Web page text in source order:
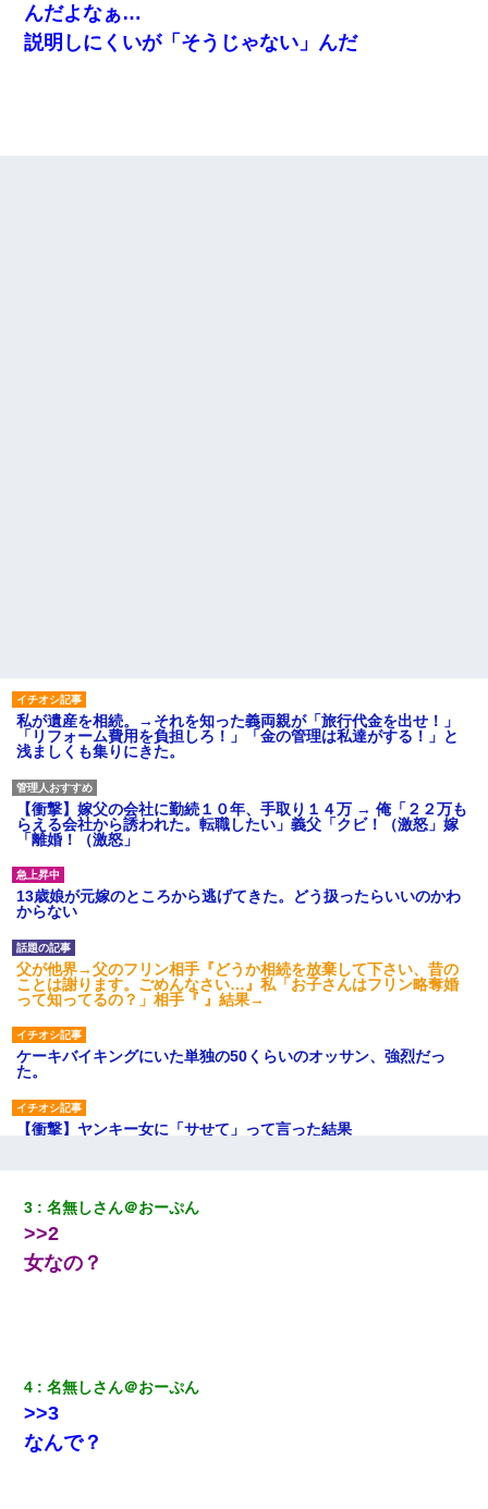
んだよなぁ…
説明しにくいが「そうじゃない」んだ
私が遺産を相続。→それを知った義両親が「旅行代金を出せ！」
「リフォーム費用を負担しろ！」「金の管理は私達がする！」と
浅ましくも集りにきた。
【衝撃】嫁父の会社に勤続１０年、手取り１４万 → 俺「２２万も
らえる会社から誘われた。転職したい」義父「クビ！（激怒」嫁
「離婚！（激怒」
13歳娘が元嫁のところから逃げてきた。どう扱ったらいいのかわ
からない
父が他界→父のフリン相手『どうか相続を放棄して下さい、昔の
ことは謝ります。ごめんなさい…』私「お子さんはフリン略奪婚
って知ってるの？」相手『 』結果→
ケーキバイキングにいた単独の50くらいのオッサン、強烈だっ
た。
【衝撃】ヤンキー女に「サせて」って言った結果
立つし、すぐ見つかるかもしれません』→ 数時間後・・警察『××
さんご存じですか？』
とっさに女児を捕まえたら変質者扱いされた。母親「あっち行っ
お互い干渉はしないようにしましょう」→ その後に結納金の話を
したので、母が・・・
【クズ】昔、兄がお見合いして「ブスすぎｗｗｗ」と断った女性
3 名無しさん＠おーぷん
>>2
女なの？
4 名無しさん＠おーぷん
>>3
なんで？